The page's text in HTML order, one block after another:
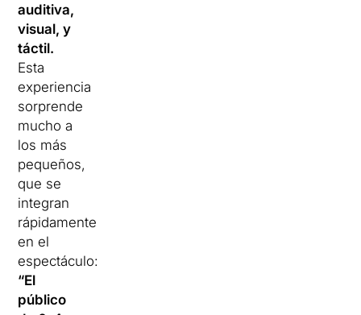
auditiva,
visual, y
táctil.
Esta
experiencia
sorprende
mucho a
los más
pequeños,
que se
integran
rápidamente
en el
espectáculo:
“El
público